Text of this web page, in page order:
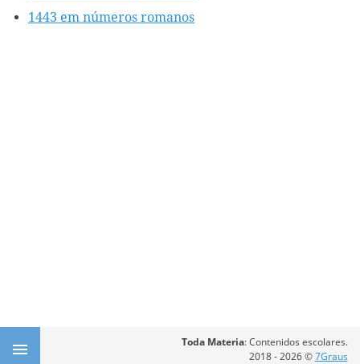
1443 em números romanos
Toda Materia: Contenidos escolares.
2018 - 2026 ©7Graus